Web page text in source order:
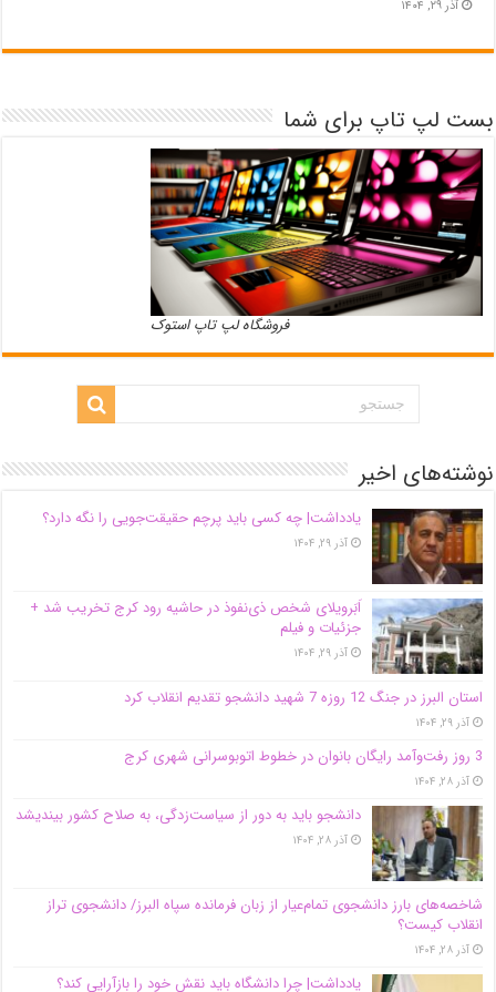
آذر ۲۹, ۱۴۰۴
بست لپ تاپ برای شما
فروشگاه لپ تاپ استوک
نوشته‌های اخیر
یادداشت| ‌چه کسی باید پرچم حقیقت‌جویی را نگه دارد؟
آذر ۲۹, ۱۴۰۴
اَبَر‌ویلای شخص ذی‌نفوذ در حاشیه‌ رود کرج تخریب شد +
جزئیات و فیلم
آذر ۲۹, ۱۴۰۴
استان البرز در جنگ 12 روزه 7 شهید دانشجو تقدیم انقلاب کرد
آذر ۲۹, ۱۴۰۴
3 روز رفت‌وآمد رایگان بانوان در خطوط اتوبوسرانی شهری کرج
آذر ۲۸, ۱۴۰۴
دانشجو باید به دور از سیاست‌زدگی، به صلاح کشور بیندیشد
آذر ۲۸, ۱۴۰۴
شاخصه‌های بارز دانشجوی تمام‌عیار از زبان فرمانده سپاه البرز/ دانشجوی تراز
انقلاب کیست؟
آذر ۲۸, ۱۴۰۴
یادداشت| چرا دانشگاه باید نقش خود را بازآرایی کند؟